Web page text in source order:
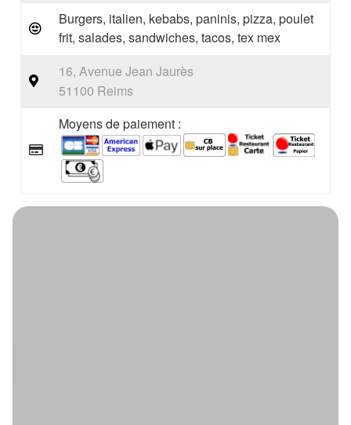
Burgers, italien, kebabs, paninis, pizza, poulet
frit, salades, sandwiches, tacos, tex mex
16, Avenue Jean Jaurès
51100 Reims
Moyens de paiement :